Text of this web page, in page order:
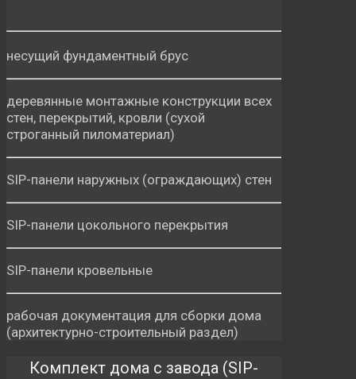
несущий фундаментный брус
деревянные монтажные конструкции всех
стен, перекрытий, кровли (сухой
строганный пиломатериал)
SIP-панели наружных (ограждающих) стен
SIP-панели цокольного перекрытия
SIP-панели кровельные
рабочая документация для сборки дома
(архитектурно-строительный раздел)
Комплект дома с завода (SIP-